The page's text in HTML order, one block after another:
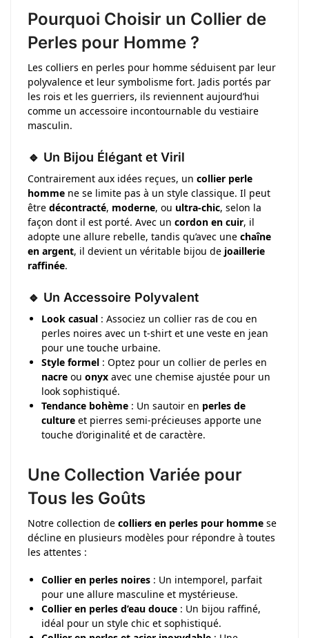
Pourquoi Choisir un Collier de
Perles pour Homme ?
Les colliers en perles pour homme séduisent par leur
polyvalence et leur symbolisme fort. Jadis portés par
les rois et les guerriers, ils reviennent aujourd’hui
comme un accessoire incontournable du vestiaire
masculin.
🔹 Un Bijou Élégant et Viril
Contrairement aux idées reçues, un collier perle
homme ne se limite pas à un style classique. Il peut
être décontracté, moderne, ou ultra-chic, selon la
façon dont il est porté. Avec un cordon en cuir, il
adopte une allure rebelle, tandis qu’avec une chaîne
en argent, il devient un véritable bijou de joaillerie
raffinée.
🔹 Un Accessoire Polyvalent
Look casual : Associez un collier ras de cou en
perles noires avec un t-shirt et une veste en jean
pour une touche urbaine.
Style formel : Optez pour un collier de perles en
nacre ou onyx avec une chemise ajustée pour un
look sophistiqué.
Tendance bohème : Un sautoir en perles de
culture et pierres semi-précieuses apporte une
touche d’originalité et de caractère.
Une Collection Variée pour
Tous les Goûts
Notre collection de colliers en perles pour homme se
décline en plusieurs modèles pour répondre à toutes
les attentes :
Collier en perles noires : Un intemporel, parfait
pour une allure masculine et mystérieuse.
Collier en perles d’eau douce : Un bijou raffiné,
idéal pour un style chic et sophistiqué.